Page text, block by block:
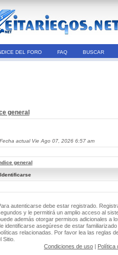
DEL FORO FAQ BUSCAR
general
Fecha actual Vie Ago 07, 2026 6:57 am
general
Identificarse
autenticarse debe estar registrado.
y le permitirá un amplio acceso al
además otorgar permisos adicionales a
identificarse asegúrese de estar
relacionadas. Por favor lea las reglas
Sitio.
Condiciones de uso | Política